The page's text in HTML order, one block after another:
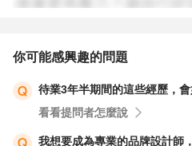
你可能感興趣的問題
待業3年半期間的這些經歷，
看看提問者怎麼說
我想要成為專業的品牌設計師